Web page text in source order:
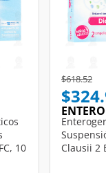
10
Price
$618.52to
Clausii 2